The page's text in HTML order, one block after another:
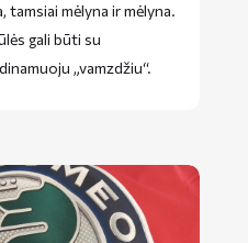
tamsiai mėlyna ir mėlyna.
gali būti su
„vamzdžiu“.